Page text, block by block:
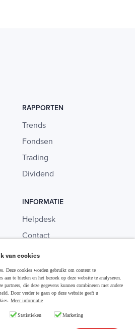
RAPPORTEN
Trends
Fondsen
Trading
Dividend
INFORMATIE
Helpdesk
Contact
Adverteren
van cookies
Deze cookies worden gebruikt om content te
te bieden en het bezoek op deze website te analyseren.
partners, die deze gegevens kunnen combineren met andere
Door verder te gaan op deze website geeft u
Meer informatie
Statistieken Marketing